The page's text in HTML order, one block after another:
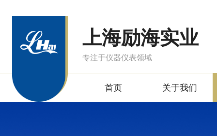
上海励海实业
专注于仪器仪表领域
首页 关于我们